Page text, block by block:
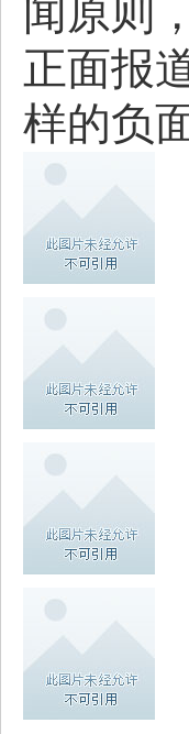
闻原则
正面报
样的负